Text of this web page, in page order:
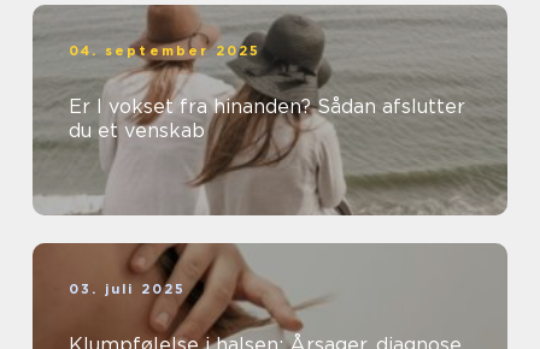
04. september 2025
Er I vokset fra hinanden? Sådan afslutter
du et venskab
03. juli 2025